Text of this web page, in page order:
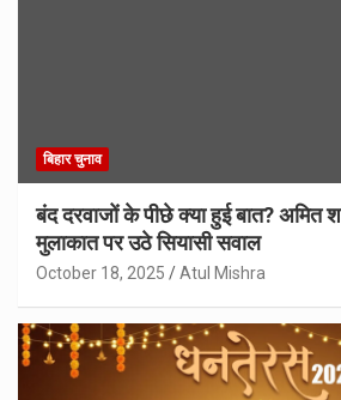
बिहार चुनाव
बंद दरवाजों के पीछे क्या हुई बात? अमित
मुलाकात पर उठे सियासी सवाल
October 18, 2025 Atul Mishra